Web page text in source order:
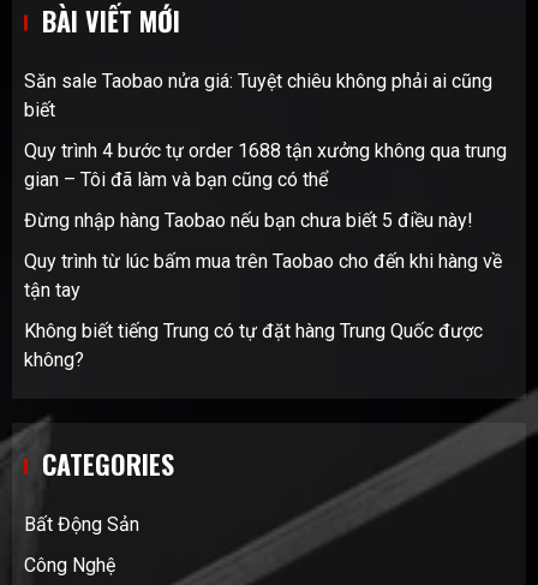
BÀI VIẾT MỚI
Săn sale Taobao nửa giá: Tuyệt chiêu không phải ai cũng
biết
Quy trình 4 bước tự order 1688 tận xưởng không qua trung
gian – Tôi đã làm và bạn cũng có thể
Đừng nhập hàng Taobao nếu bạn chưa biết 5 điều này!
Quy trình từ lúc bấm mua trên Taobao cho đến khi hàng về
tận tay
Không biết tiếng Trung có tự đặt hàng Trung Quốc được
không?
CATEGORIES
Bất Động Sản
Công Nghệ